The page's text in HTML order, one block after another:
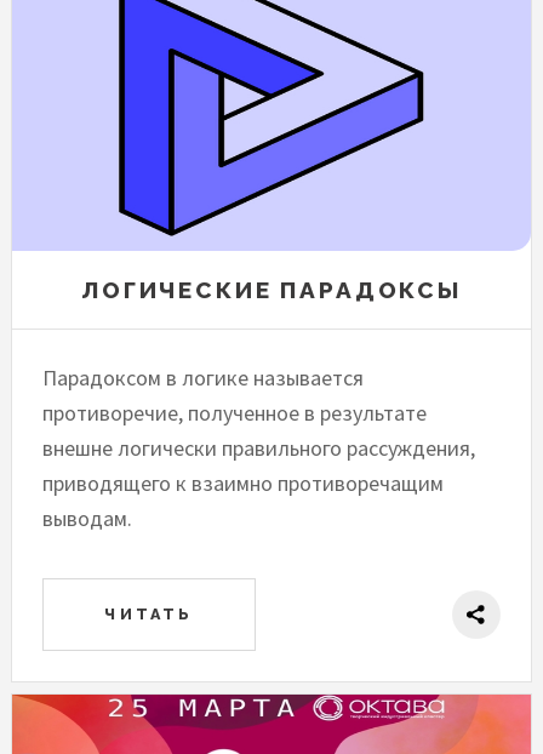
ЛОГИЧЕСКИЕ ПАРАДОКСЫ
Парадоксом в логике называется
противоречие, полученное в результате
внешне логически правильного рассуждения,
приводящего к взаимно противоречащим
выводам.
ЧИТАТЬ